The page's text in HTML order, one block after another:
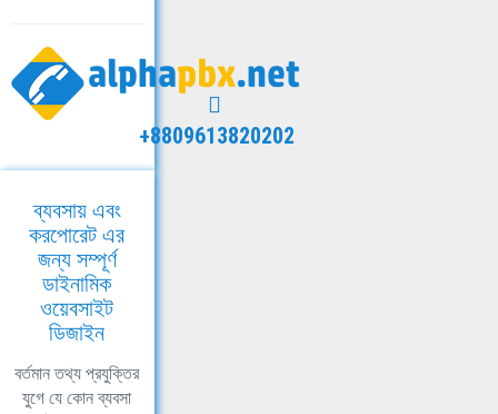
+8809613820202
ব্যবসায় এবং
করপোরেট এর
জন্য সম্পূর্ণ
ডাইনামিক
ওয়েবসাইট
ডিজাইন
বর্তমান তথ্য প্রযুক্তির
যুগে যে কোন ব্যবসা